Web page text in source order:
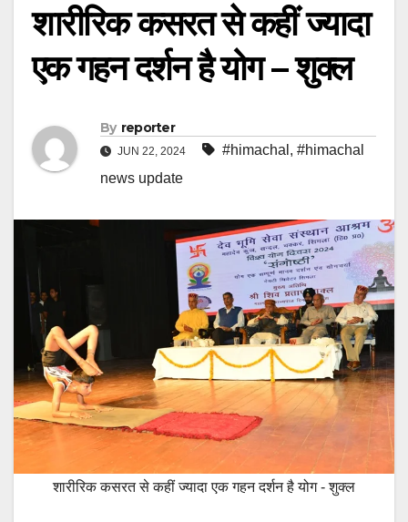
शारीरिक कसरत से कहीं ज्यादा
एक गहन दर्शन है योग – शुक्ल
By reporter
JUN 22, 2024 #himachal , #himachal
news update
शारीरिक कसरत से कहीं ज्यादा एक गहन दर्शन है योग - शुक्ल